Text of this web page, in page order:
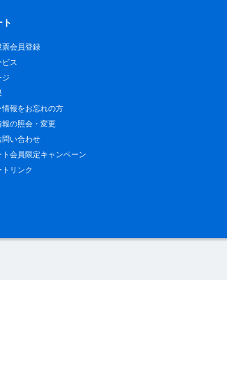
票会員登録
ス
ジ
情報をお忘れの方
報の照会・変更
問い合わせ
ト会員限定キャンペーン
リンク